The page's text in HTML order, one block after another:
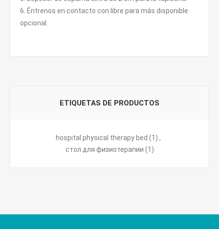
6. Éntrenos en contacto con libre para más disponible
opcional.
ETIQUETAS DE PRODUCTOS
hospital physical therapy bed (1) ,
стол для физиотерапии (1)